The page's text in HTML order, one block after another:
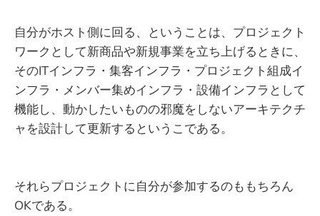
自分がホスト側に回る、ということは、プロジェクト
ワークとして新商品や新規事業を立ち上げるときに、
そのITインフラ・集客インフラ・プロジェクト組成イ
ンフラ・メンバー集めインフラ・設備インフラとして
機能し、動かしたいものの邪魔をしないアーキテクチ
ャを設計して更新するというこである。
それらプロジェクトに自分が参加するのももちろん
OKである。